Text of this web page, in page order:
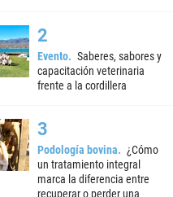
Evento
Saberes, sabores y
capacitación veterinaria
frente a la cordillera
Podología bovina
¿Cómo
un tratamiento integral
marca la diferencia entre
recuperar o perder una